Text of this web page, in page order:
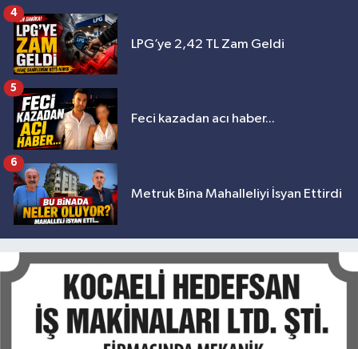
LPG’ye 2,42 TL Zam Geldi
4
Feci kazadan acı haber...
5
Metruk Bina Mahalleliyi İsyan Ettirdi
6